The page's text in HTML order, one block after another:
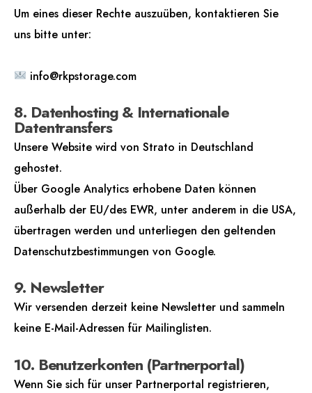
Um eines dieser Rechte auszuüben, kontaktieren Sie
uns bitte unter:
info@rkpstorage.com
8. Datenhosting & Internationale
Datentransfers
Unsere Website wird von Strato in Deutschland
gehostet.
Über Google Analytics erhobene Daten können
außerhalb der EU/des EWR, unter anderem in die USA,
übertragen werden und unterliegen den geltenden
Datenschutzbestimmungen von Google.
9. Newsletter
Wir versenden derzeit keine Newsletter und sammeln
keine E-Mail-Adressen für Mailinglisten.
10. Benutzerkonten (Partnerportal)
Wenn Sie sich für unser Partnerportal registrieren,